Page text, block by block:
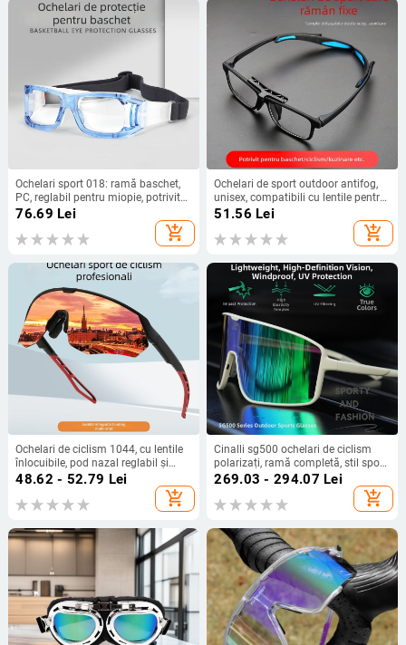
Ochelari sport 018: ramă baschet,
PC, reglabil pentru miopie, potrivit
pentru baschet, fotbal, alergare,
76.69 Lei
add_shopping_cart
Ochelari de sport outdoor antifog,
unisex, compatibili cu lentile pentru
miopie și protecție împotriva
fotbal/baschet TR903
51.56 Lei
add_shopping_cart
Ochelari de ciclism 1044, cu lentile
înlocuibile, pod nazal reglabil și
compatibili cu ochelari cu bandă
48.62 - 52.79 Lei
add_shopping_cart
Cinalli sg500 ochelari de ciclism
polarizați, ramă completă, stil sport
unisex, lentile înlocuibile,
compatibili cu lentilele de ochelari
cu prescripție
269.03 - 294.07 Lei
add_shopping_cart